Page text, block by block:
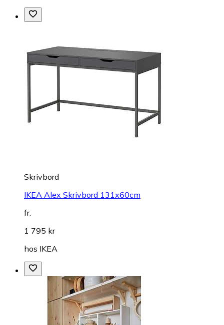
Skrivbord
IKEA Alex Skrivbord 131x60cm
fr.
1 795 kr
hos IKEA